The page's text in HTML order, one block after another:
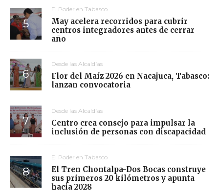
El Poder en Tabasco
May acelera recorridos para cubrir
centros integradores antes de cerrar
año
Desde las Alcaldías
Flor del Maíz 2026 en Nacajuca, Tabasco:
lanzan convocatoria
Desde las Alcaldías
Centro crea consejo para impulsar la
inclusión de personas con discapacidad
El Poder en Tabasco
El Tren Chontalpa-Dos Bocas construye
sus primeros 20 kilómetros y apunta
hacia 2028